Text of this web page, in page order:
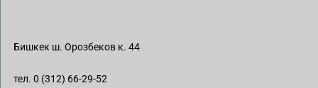
Бишкек ш. Орозбеков к. 44
тел. 0 (312) 66-29-52